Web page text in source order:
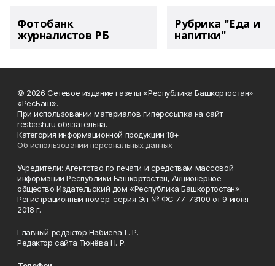
Фотобанк
журналистов РБ
Рубрика "Еда и
напитки"
© 2026 Сетевое издание газеты «Республика Башкортостан»
«РесБаш».
При использовании материалов гиперссылка на сайт
resbash.ru обязательна.
Категория информационной продукции 18+
Об использовании персональных данных
Учредители: Агентство по печати и средствам массовой
информации Республики Башкортостан, Акционерное
общество Издательский дом «Республика Башкортостан».
Регистрационный номер: серия Эл № ФС 77-73100 от 9 июня
2018 г.
Главный редактор Набиева Г. Р.
Редактор сайта Тюнёва Н. Р.